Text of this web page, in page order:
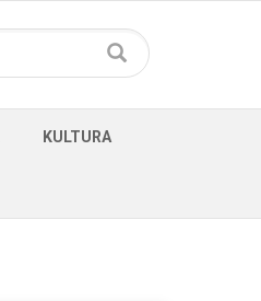
KULTURA